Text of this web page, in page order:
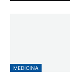
MEDICINA